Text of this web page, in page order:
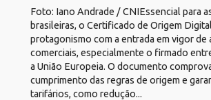
Foto: Iano Andrade / CNIEssencial para
brasileiras, o Certificado de Origem
protagonismo com a entrada em vigor de
comerciais, especialmente o firmado
a União Europeia. O documento
cumprimento das regras de origem e
tarifários, como redução...